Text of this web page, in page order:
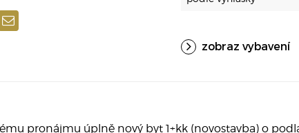
zobraz vybavení
pronájmu úplně nový byt 1+kk (novostavba) o